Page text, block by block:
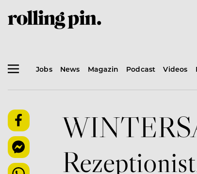
Jobs News Magazin Podcast Videos